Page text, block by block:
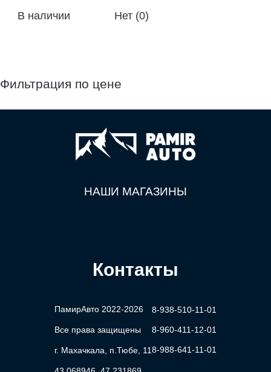
В наличии
Нет (0)
Фильтрация по цене
НАШИ МАГАЗИНЫ
Контакты
ПамирАвто 2022-2026
Все права защищены
г. Махачкала, п.Тюбе, 11
8-938-510-11-01
8-960-411-12-01
8-988-641-11-01